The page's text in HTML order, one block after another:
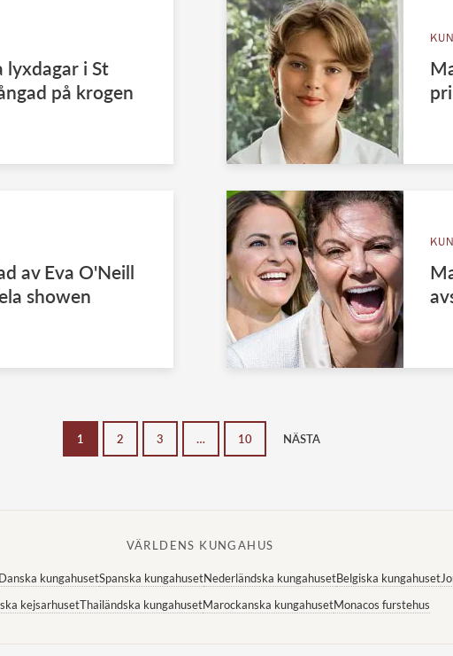
lyxdagar i St
på krogen
av Eva O'Neill
showen
1 2 3 … 10 NÄSTA
VÄRLDENS KUNGAHUS
kungahusetSpanska kungahusetNederländska kungahusetBelgiska kungahuset
kejsarhusetThailändska kungahusetMarockanska kungahusetMonacos furstehus